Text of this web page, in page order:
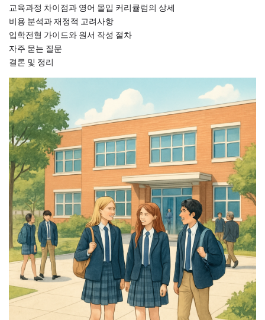
교육과정 차이점과 영어 몰입 커리큘럼의 상세
비용 분석과 재정적 고려사항
입학전형 가이드와 원서 작성 절차
자주 묻는 질문
결론 및 정리